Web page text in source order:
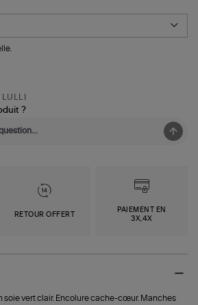
?
RETOUR OFFERT
PAIEMENT EN
3X,4X
soie vert clair. Encolure cache-cœur. Manches